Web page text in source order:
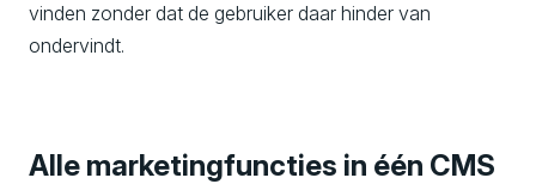
vinden zonder dat de gebruiker daar hinder van
ondervindt.
Alle marketingfuncties in één CMS